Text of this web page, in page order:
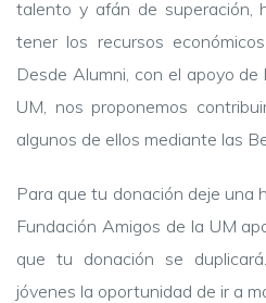
talento y afán de superación,
tener los recursos
Desde Alumni, con el apoyo
UM, nos proponemos
algunos de ellos mediante las
Para que tu donación deje una
Fundación Amigos de la UM
que tu donación se
jóvenes la oportunidad de ir a